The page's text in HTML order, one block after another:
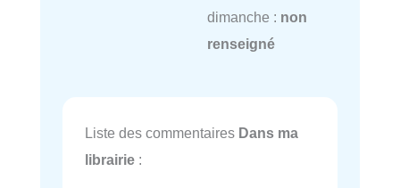
dimanche : non
renseigné
Liste des commentaires Dans ma
librairie :